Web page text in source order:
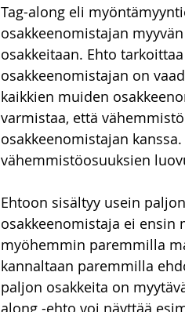
Tag-along eli
osakkeenomistajan
osakkeitaan. Ehto
osakkeenomistajan on
kaikkien muiden
varmistaa, että
osakkeenomistajan
vähemmistöosuuksien
Ehtoon sisältyy usein
osakkeenomistaja ei ensin
myöhemmin paremmilla
kannaltaan paremmilla
paljon osakkeita on
along -ehto voi näyttää